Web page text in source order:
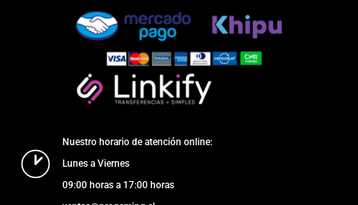
Nuestro horario de atención online:
Lunes a Viernes
09:00 horas a 17:00 horas